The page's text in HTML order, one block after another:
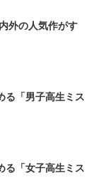
外の人気作がす
る「男子高生ミス
る「女子高生ミス